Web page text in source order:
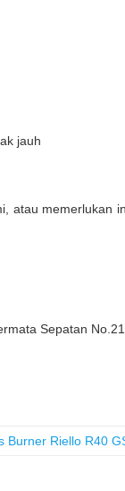
jauh
atau memerlukan
Sepatan
Burner Riello R40